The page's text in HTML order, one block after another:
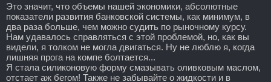
Это значит, что объемы нашей экономики, абсолютные
показатели развития банковской системы, как минимум, в
два раза больше, чем можно судить по рыночному курсу.
Нам удавалось справляться с этой проблемой, но, как вы
видели, я толком не могла двигаться. Ну не люблю я, когда
лишняя прога на компе болтается...
Я стала силиконовую форму смазывать оливковым маслом,
отстает аж бегом! Также не забывайте о жидкости и в